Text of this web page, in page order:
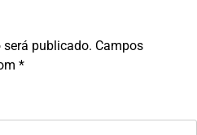
será publicado. Campos
*